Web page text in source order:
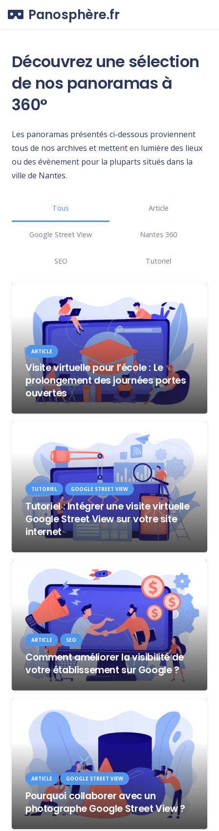
Panosphère.fr
Découvrez une sélection
de nos panoramas à
360°
Les panoramas présentés ci-dessous proviennent
tous de nos archives et mettent en lumière des lieux
ou des évènement pour la pluparts situés dans la
ville de Nantes.
Tous Article
Google Street View Nantes 360
SEO Tutoriel
ARTICLE
Visite virtuelle pour l’école : Le
prolongement des journées portes
ouvertes
TUTORIEL GOOGLE STREET VIEW
Tutoriel : Intégrer une visite virtuelle
Google Street View sur votre site
internet
ARTICLE SEO
Comment améliorer la visibilité de
votre établissement sur Google ?
ARTICLE GOOGLE STREET VIEW
Pourquoi collaborer avec un
photographe Google Street View ?